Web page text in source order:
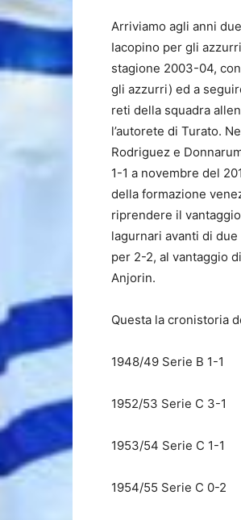
Arriviamo agli anni
Iacopino per gli
stagione 2003-04,
gli azzurri) ed a
reti della squadra
l’autorete di Turato.
Rodriguez e
1-1 a novembre del
della formazione
riprendere il
lagurnari avanti di
per 2-2, al vantaggio
Anjorin.
Questa la cronistoria
1948/49 Serie B 1-1
1952/53 Serie C 3-1
1953/54 Serie C 1-1
1954/55 Serie C 0-2